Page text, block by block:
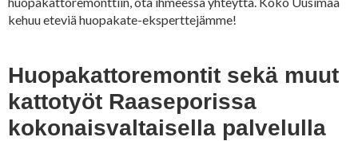
kehuu eteviä huopakate-eksperttejämme!
Huopakattoremontit sekä muut
kattotyöt Raaseporissa
kokonaisvaltaisella palvelulla